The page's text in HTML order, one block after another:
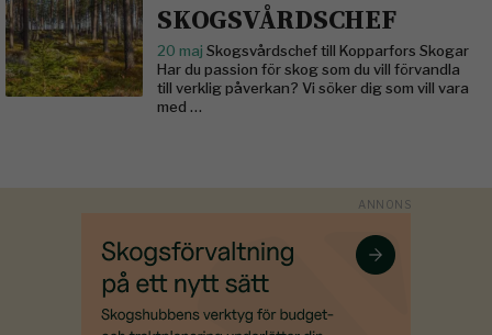
SKOGSVÅRDSCHEF
20 maj Skogsvårdschef till Kopparfors Skogar
Har du passion för skog som du vill förvandla
till verklig påverkan? Vi söker dig som vill vara
med …